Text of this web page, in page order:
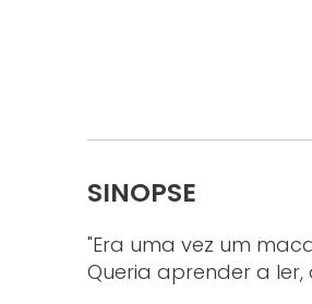
SINOPSE
"Era uma vez um
Queria aprender a